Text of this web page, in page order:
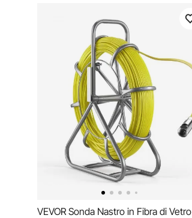
VEVOR Sonda Nastro in Fibra di Vetro